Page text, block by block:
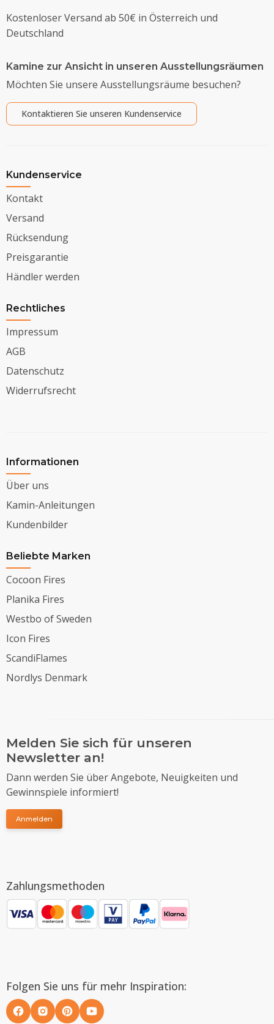
Kostenloser Versand ab 50€ in Österreich und
Deutschland
Kamine zur Ansicht in unseren Ausstellungsräumen
Möchten Sie unsere Ausstellungsräume besuchen?
Kontaktieren Sie unseren Kundenservice
Kundenservice
Kontakt
Versand
Rücksendung
Preisgarantie
Händler werden
Rechtliches
Impressum
AGB
Datenschutz
Widerrufsrecht
Informationen
Über uns
Kamin-Anleitungen
Kundenbilder
Beliebte Marken
Cocoon Fires
Planika Fires
Westbo of Sweden
Icon Fires
ScandiFlames
Nordlys Denmark
Melden Sie sich für unseren
Newsletter an!
Dann werden Sie über Angebote, Neuigkeiten und
Gewinnspiele informiert!
Anmelden
Zahlungsmethoden
Folgen Sie uns für mehr Inspiration: